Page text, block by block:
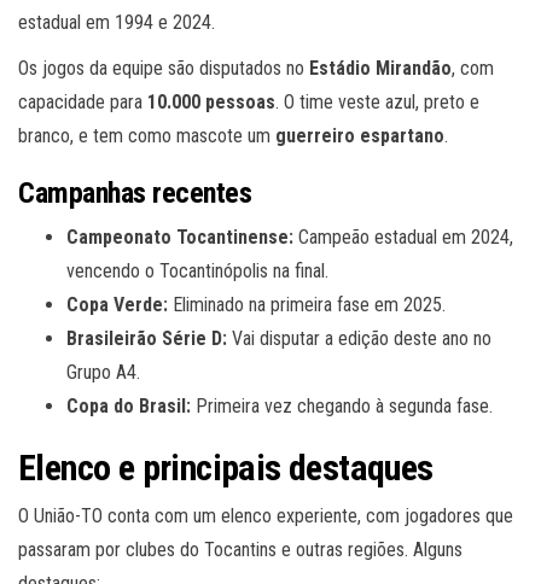
estadual em 1994 e 2024.
Os jogos da equipe são disputados no Estádio Mirandão, com
capacidade para 10.000 pessoas. O time veste azul, preto e
branco, e tem como mascote um guerreiro espartano.
Campanhas recentes
Campeonato Tocantinense: Campeão estadual em 2024,
vencendo o Tocantinópolis na final.
Copa Verde: Eliminado na primeira fase em 2025.
Brasileirão Série D: Vai disputar a edição deste ano no
Grupo A4.
Copa do Brasil: Primeira vez chegando à segunda fase.
Elenco e principais destaques
O União-TO conta com um elenco experiente, com jogadores que
passaram por clubes do Tocantins e outras regiões. Alguns